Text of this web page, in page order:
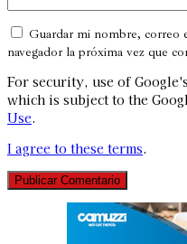
Guardar mi nombre, correo
navegador la próxima vez que
For security, use of
which is subject to the
Use.
I agree to these terms.